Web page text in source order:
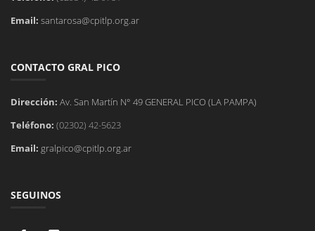
Email: santarosa@cpitlp.org.ar
CONTACTO GRAL PICO
Dirección: Av. San Martín N° 49 GENERAL PICO (LA PAMPA)
Teléfono: (02302) 42-5623
Email: gralpico@cpitlp.org.ar
SEGUINOS